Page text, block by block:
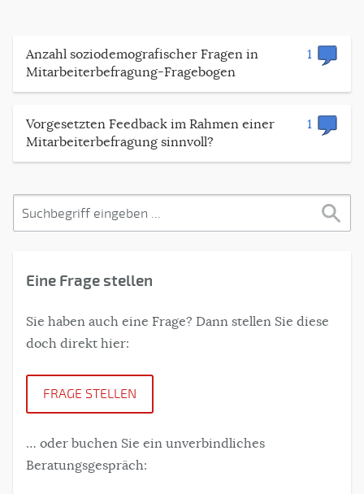
Anzahl soziodemografischer Fragen in
Mitarbeiterbefragung-Fragebogen
1
Vorgesetzten Feedback im Rahmen einer
Mitarbeiterbefragung sinnvoll?
1
Eine Frage stellen
Sie haben auch eine Frage? Dann stellen Sie diese
doch direkt hier:
FRAGE STELLEN
… oder buchen Sie ein unverbindliches
Beratungsgespräch: